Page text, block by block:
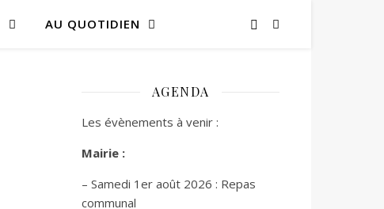
AU QUOTIDIEN
AGENDA
Les évènements à venir :
Mairie :
– Samedi 1er août 2026 : Repas
communal